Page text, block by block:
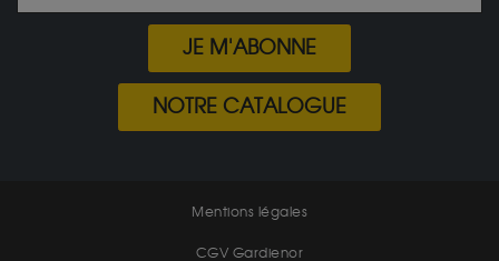
JE M'ABONNE
NOTRE CATALOGUE
Mentions légales
CGV Gardienor